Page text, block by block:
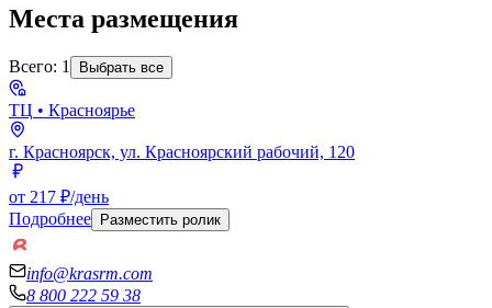
Места размещения
Всего: 1 Выбрать все
ТЦ • Красноярье
г. Красноярск, ул. Красноярский рабочий, 120
от 217 ₽/день
Подробнее Разместить ролик
info@krasrm.com
8 800 222 59 38